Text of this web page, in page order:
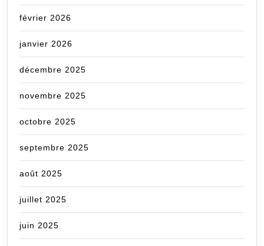
février 2026
janvier 2026
décembre 2025
novembre 2025
octobre 2025
septembre 2025
août 2025
juillet 2025
juin 2025